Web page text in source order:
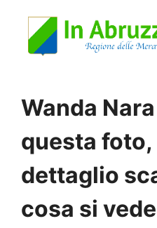
Wanda
questa foto,
dettaglio
cosa si